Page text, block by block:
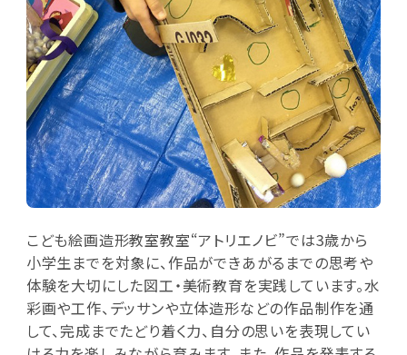
こども絵画造形教室教室“アトリエノビ”では3歳から
小学生までを対象に、作品ができあがるまでの思考や
体験を大切にした図工・美術教育を実践しています。水
彩画や工作、デッサンや立体造形などの作品制作を通
して、完成までたどり着く力、自分の思いを表現してい